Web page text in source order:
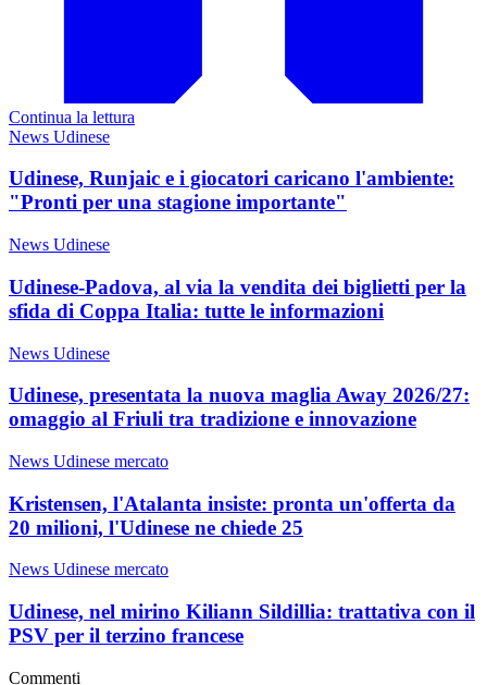
Continua la lettura
News Udinese
Udinese, Runjaic e i giocatori caricano l'ambiente:
"Pronti per una stagione importante"
News Udinese
Udinese-Padova, al via la vendita dei biglietti per la
sfida di Coppa Italia: tutte le informazioni
News Udinese
Udinese, presentata la nuova maglia Away 2026/27:
omaggio al Friuli tra tradizione e innovazione
News Udinese mercato
Kristensen, l'Atalanta insiste: pronta un'offerta da
20 milioni, l'Udinese ne chiede 25
News Udinese mercato
Udinese, nel mirino Kiliann Sildillia: trattativa con il
PSV per il terzino francese
Commenti